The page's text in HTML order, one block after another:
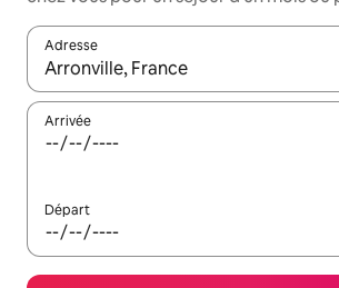
Adresse
Lorsque les résultats s'affichent, utilisez
Arrivée
Départ